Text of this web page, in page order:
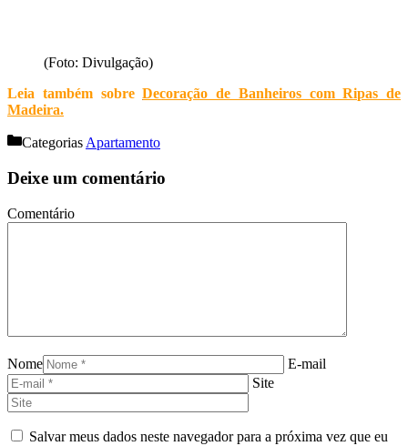
(Foto: Divulgação)
Leia também sobreDecoração de Banheiros com Ripas de
Madeira.
CategoriasApartamento
Deixe um comentário
Comentário
Nome
E-mail
Site
Salvar meus dados neste navegador para a próxima vez que eu